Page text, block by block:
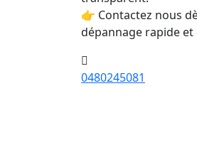
👉 Contactez nous
dépannage rapide et
0480245081